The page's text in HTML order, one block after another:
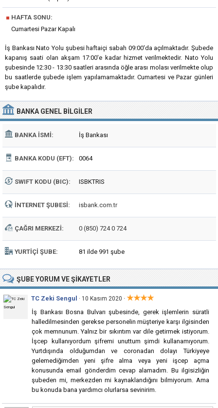
■ HAFTA SONU:
Cumartesi Pazar Kapalı
İş Bankası Nato Yolu şubesi haftaiçi sabah 09:00'da açılmaktadır. Şubede
kapanış saati olan akşam 17:00'e kadar hizmet verilmektedir. Nato Yolu
şubesinde 12:30 - 13:30 saatleri arasında öğle arası molası verilmekte olup
bu saatlerde şubede işlem yapılamamaktadır. Cumartesi ve Pazar günleri
şube kapalıdır.
BANKA GENEL BILGILER
BANKA İSMI: İş Bankası
BANKA KODU (EFT): 0064
SWIFT KODU (BIC): ISBKTRIS
İNTERNET ŞUBESI: isbank.com.tr
ÇAĞRI MERKEZI: 0 (850) 724 0 724
YURTIÇI ŞUBE: 81 ilde 991 şube
ŞUBEYORUM VE ŞIKAYETLER
TC Zeki Sengul · 10 Kasım 2020 · ★★★★
İş Bankası Bosna Bulvarı şubesinde, gerek işlemlerin süratli
halledilmesinden gerekse personelin müşteriye karşı ilgisinden
çok memnunum. Yalnız bir sıkıntım var dile getirmek istiyorum.
İşcep kullanıyordum şifremi unuttum şimdi kullanamıyorum.
Yurtdışında olduğumdan ve coronadan dolayı Türkiyeye
gelemediğimden yeni şifre alma veya yeni işcep açma
konusunda email gönderdim cevap alamadım. Bu ilgisizliğin
şubeden mi, merkezden mi kaynaklandığını bilmiyorum. Ama
bu konuda bana yardımcı olurlarsa sevinirim.